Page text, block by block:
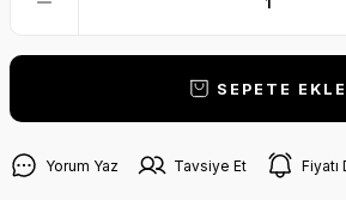
SEPETE EKLE
Yorum Yaz Tavsiye Et Fiyatı